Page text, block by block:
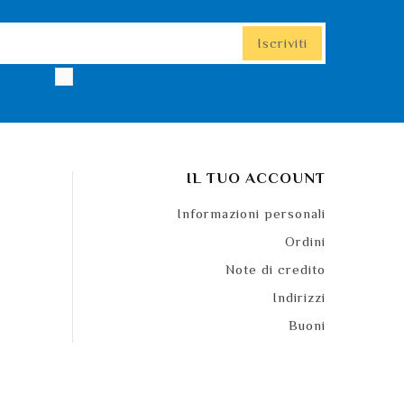
IL TUO ACCOUNT
Informazioni personali
Ordini
Note di credito
Indirizzi
Buoni